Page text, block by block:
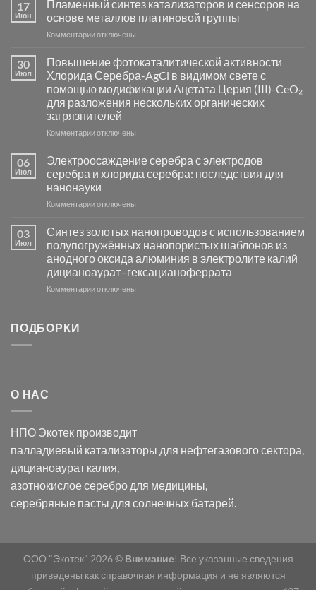
17
Июн
Пламенный синтез катализаторов и сенсоров на
основе металлов платиновой группы
Комментариик
Пламенный
синтез
катализаторов
и
сенсоров
на
основе
группы
отключены
30
Июл
Повышение фотокаталитической активности
Хлорида Серебра-AgCl в видимом свете с
помощью модификации Ацетата Церия (III)-CeO₂
для разложения нескольких органических
загрязнителей
Комментариик
фотокаталитической
активности
Хлорида
Серебра-
в
видимом
свете
с
помощью
модификации
отключены
06
Июл
Электроосаждение серебра с электродов
серебра и хлорида серебра: последствия для
нанонауки
Комментариик
серебра
с
электродов
серебра
и
отключены
03
Июл
Синтез золотых нанопроводов с использованием
полупогружённых нанопористых шаблонов из
анодного оксида алюминия в электролите калий
дицианоаурат–гексацианоферрата
Комментариик
оксида
в
электролите
калий
дицианоаурат–
гексацианоферрата
отключены
ПОДБОРКИ
О НАС
НПО Экотек производит
палладиевый катализаторы для нефтегазового сектора,
дицианоаурат калия,
азотнокислое серебро для медицины,
серебряные пасты для солнечных батарей.
ООО "Экотек" 2026 © Внимание! Все указанные сведения
приведены как справочная информация и не являются